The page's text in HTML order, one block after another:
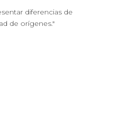
diferencias de
de orígenes."